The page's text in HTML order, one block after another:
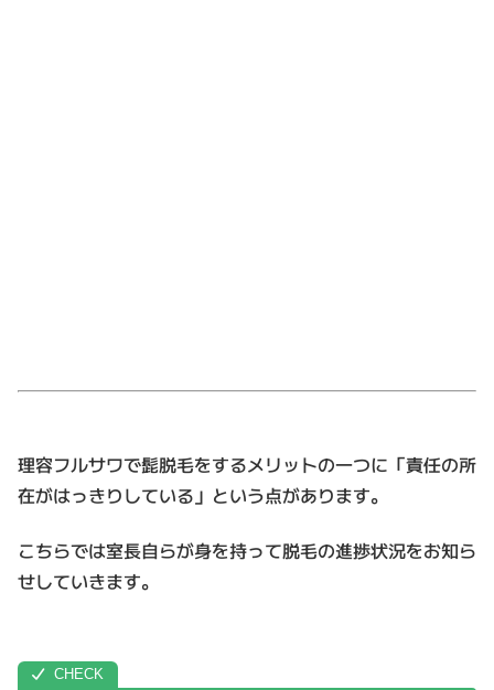
理容フルサワで髭脱毛をするメリットの一つに「責任の所
在がはっきりしている」という点があります。
こちらでは室長自らが身を持って脱毛の進捗状況をお知ら
せしていきます。